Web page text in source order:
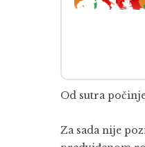
Od sutra
Za sada nije